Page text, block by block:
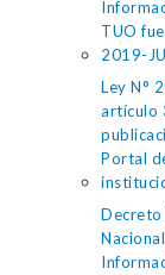
TUO
2019-
Ley N°
artículo
Portal
Decreto